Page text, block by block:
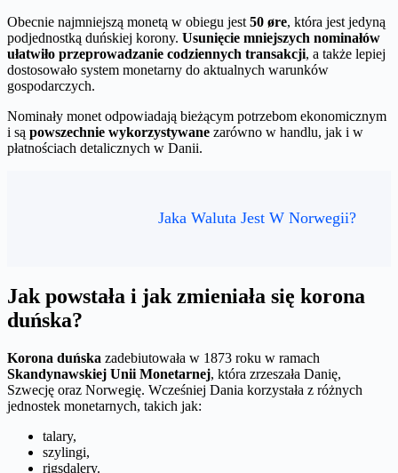
Obecnie najmniejszą monetą w obiegu jest 50 øre, która jest jedyną
podjednostką duńskiej korony. Usunięcie mniejszych nominałów
ułatwiło przeprowadzanie codziennych transakcji, a także lepiej
dostosowało system monetarny do aktualnych warunków
gospodarczych.
Nominały monet odpowiadają bieżącym potrzebom ekonomicznym
i są powszechnie wykorzystywane zarówno w handlu, jak i w
płatnościach detalicznych w Danii.
Jaka Waluta Jest W Norwegii?
Jak powstała i jak zmieniała się korona
duńska?
Korona duńska zadebiutowała w 1873 roku w ramach
Skandynawskiej Unii Monetarnej, która zrzeszała Danię,
Szwecję oraz Norwegię. Wcześniej Dania korzystała z różnych
jednostek monetarnych, takich jak:
talary,
szylingi,
rigsdalery.